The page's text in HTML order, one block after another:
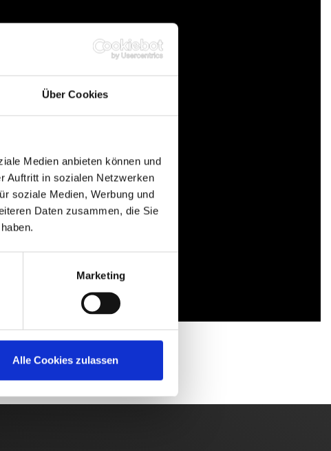
Über Cookies
Medien anbieten können und
Auftritt in sozialen Netzwerken
soziale Medien, Werbung und
Daten zusammen, die Sie
Marketing
Alle Cookies zulassen
MIN
MAX